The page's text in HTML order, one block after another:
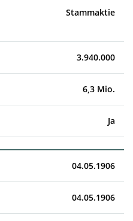
Stammaktie
3.940.000
6,3 Mio.
Ja
04.05.1906
04.05.1906